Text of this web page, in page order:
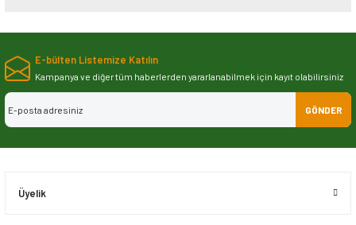
Bu ürünün fiyat bilgisi, resim, ürün açıklamalarında ve diğer konularda
iletebilirsiniz.
Görüş ve önerileriniz için teşekkür ederiz.
Ürün resmi kalitesiz, bozuk veya görüntülenemiyor.
E-bülten Listemize Katılın
Kampanya ve diğer tüm haberlerden yararlanabilmek için kayıt olabilirsiniz
GÖNDER
Üyelik